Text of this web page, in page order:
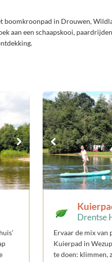
boomkroonpad in Drouwen,
aan een schaapskooi,
Drentse
Ervaar de mix
Kuierpad in
te doen: klimmen,